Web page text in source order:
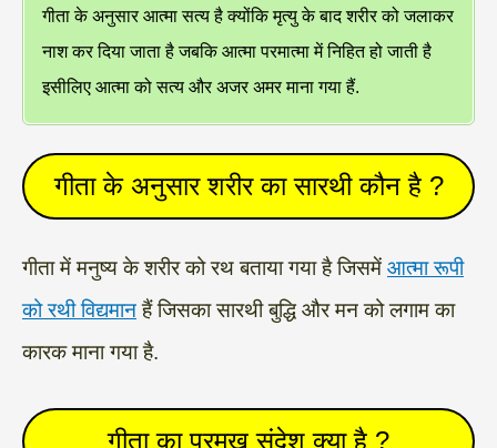
गीता के अनुसार आत्मा सत्य है क्योंकि मृत्यु के बाद शरीर को जलाकर
नाश कर दिया जाता है जबकि आत्मा परमात्मा में निहित हो जाती है
इसीलिए आत्मा को सत्य और अजर अमर माना गया हैं.
गीता के अनुसार शरीर का सारथी कौन है ?
गीता में मनुष्य के शरीर को रथ बताया गया है जिसमें आत्मा रूपी
को रथी विद्यमानहैं जिसका सारथी बुद्धि और मन को लगाम का
कारक माना गया है.
गीता का प्रमुख संदेश क्या है ?